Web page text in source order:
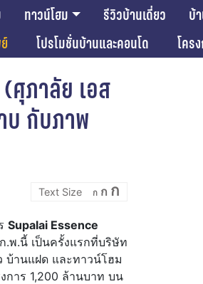
ทาวน์โฮม รีวิวบ้านเดี่ยว
บ้
โปรโมชั่นบ้านและคอนโด โคร
ศุภาลัย เอส
บ กับภาพ
ก
Decrease
font
size.
ก Reset
font
ก
Supalai Essence
.พ.นี้ เป็นครั้งแรกที่บริษัท
บ้านแฝด และทาวน์โฮม
การ 1,200 ล้านบาท บน